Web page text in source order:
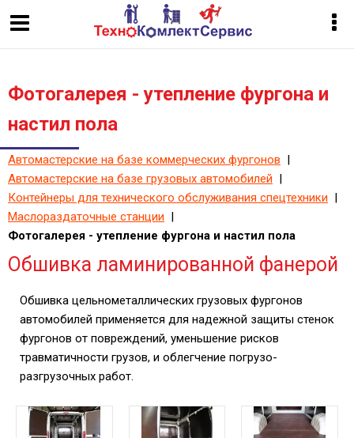
Фотогалерея - утепление фургона и
настил пола
Автомастерские на базе коммерческих фургонов |
Автомастерские на базе грузовых автомобилей |
Контейнеры для технического обслуживания спецтехники |
Маслораздаточные станции |
Фотогалерея - утепление фургона и настил пола
Обшивка ламинированной фанерой
Обшивка цельнометаллических грузовых фургонов
автомобилей применяется для надежной защиты стенок
фургонов от повреждений, уменьшение рисков
травматичности грузов, и облегчение погрузо-
разгрузочных работ.